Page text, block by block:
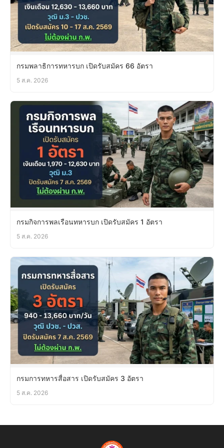
กรมพลาธิการทหารบก เปิดรับสมัคร 66 อัตรา
5 ส.ค. 2026
กรมกิจการพลเรือนทหารบก เปิดรับสมัคร 1 อัตรา
5 ส.ค. 2026
กรมการทหารสื่อสาร เปิดรับสมัคร 3 อัตรา
5 ส.ค. 2026